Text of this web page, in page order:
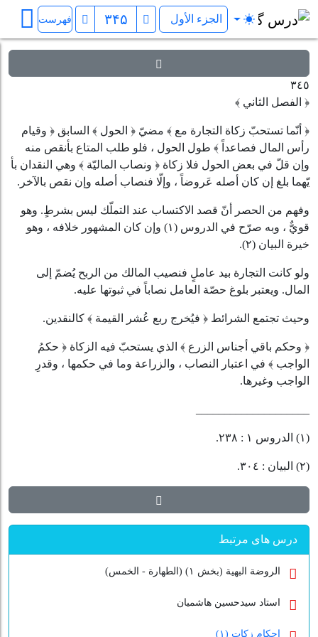
الروضة البهیّة في شرح اللمعة
فهرست
٣٤٥
﴿ الفصل الثاني ﴾
﴿ أنّما تستحبّ زكاة التجارة مع ﴾ مضيّ ﴿ الحول ﴾ السابق ﴿ وقيام
رأس المال فصاعداً ﴾ طول الحول ، فلو طلب المتاع بأنقص منه
وإن قلّ في بعض الحول فلا زكاة ﴿ ونصاب الماليّة ﴾ وهي النقدان بأ
يّهما بلغ إن كان أصله عَروضاً ، وإلّا فنصاب أصله وإن نقص بالآخر.
وفهم من الحصر أنّ قصد الاكتساب عند التملّك ليس بشرطٍ. وهو
قويٌّ ، وبه صرّح في الدروس (١)
وإن كان المشهور خلافه ، وهو
خيرة البيان (٢) .
ولو كانت التجارة بيد عاملٍ فنصيب المالك من الربح يُضمّ إلى
المال. ويعتبر بلوغ حصّة العامل نصاباً في ثبوتها عليه.
وحيث تجتمع الشرائط ﴿ فيُخرج ربع عُشر القيمة ﴾ كالنقدين.
﴿ وحكم باقي أجناس الزرع ﴾ الذي يستحبّ فيه الزكاة ﴿ حكمُ
الواجب ﴾ في اعتبار النصاب ، والزراعة وما في حكمها ، وقدرِ
الواجب وغيرها.
(١) الدروس ١ : ٢٣٨.
(٢) البيان : ٣٠٤.
درس های مرتبط
الروضة البهیة (بخش ۱) (الطهارة - الخمس)
استاد سیدحسین هاشمیان
احکام زکات (۱)